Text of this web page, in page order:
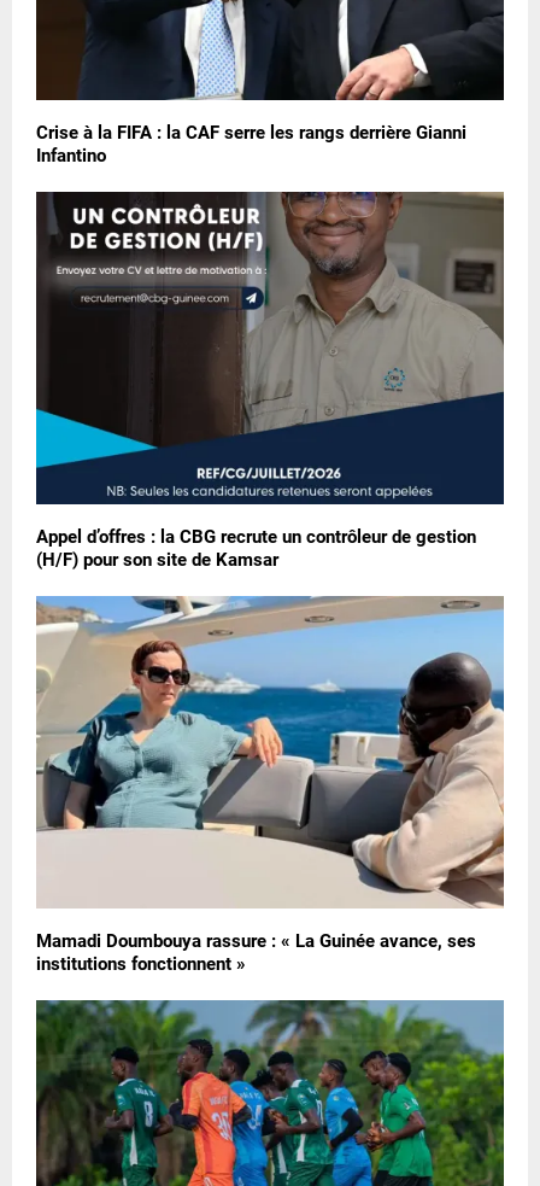
Crise à la FIFA : la CAF serre les rangs derrière Gianni
Infantino
Appel d’offres : la CBG recrute un contrôleur de gestion
(H/F) pour son site de Kamsar
Mamadi Doumbouya rassure : « La Guinée avance, ses
institutions fonctionnent »